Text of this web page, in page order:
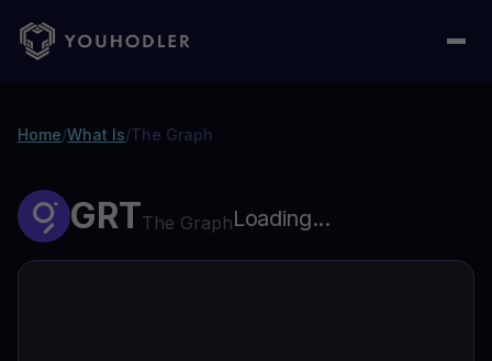
Home/What Is/The Graph
GRTThe GraphLoading...